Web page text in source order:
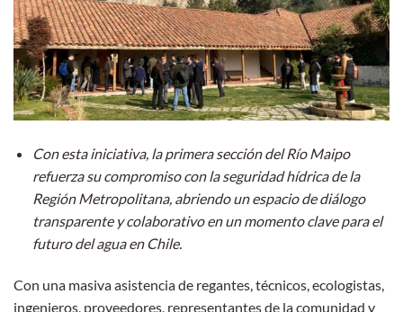
Con esta iniciativa, la primera sección del Río Maipo
refuerza su compromiso con la seguridad hídrica de la
Región Metropolitana, abriendo un espacio de diálogo
transparente y colaborativo en un momento clave para el
futuro del agua en Chile.
Con una masiva asistencia de regantes, técnicos, ecologistas,
ingenieros, proveedores, representantes de la comunidad y